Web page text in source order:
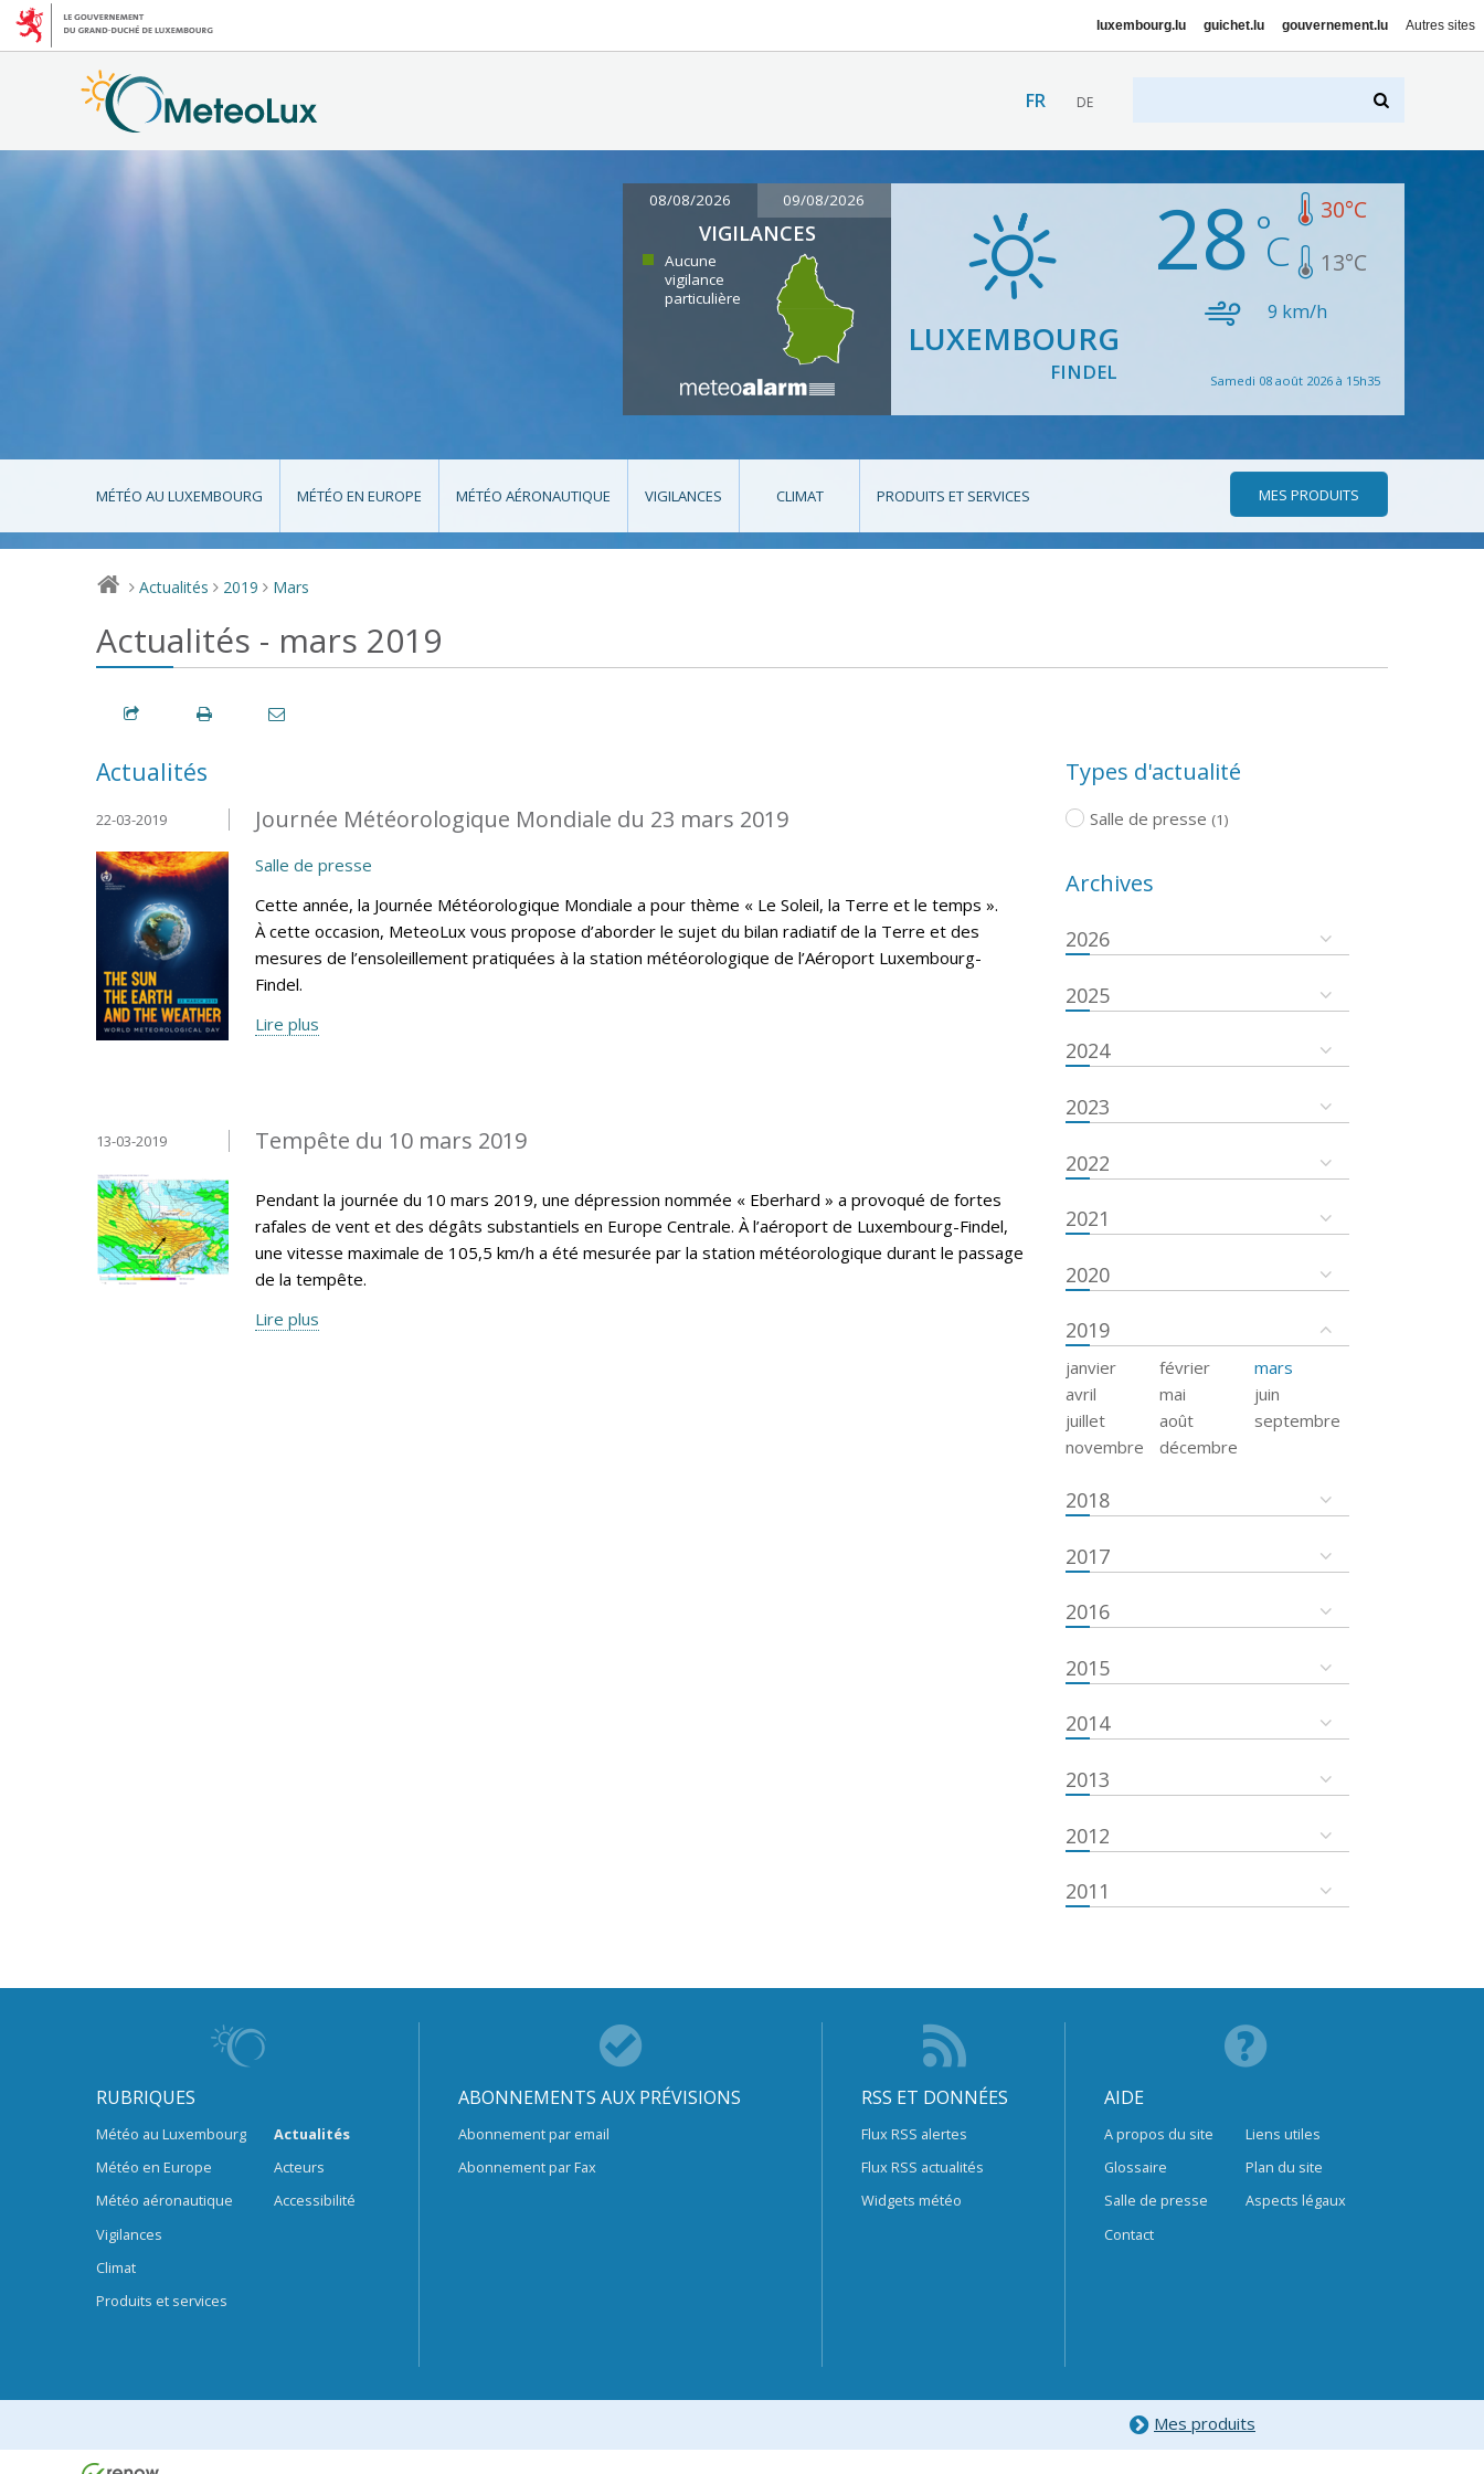
luxembourg.lu guichet.lu gouvernement.lu Autres sites
FR DE
08/08/2026 09/08/2026
VIGILANCES
Aucune
vigilance
particulière
LUXEMBOURG
FINDEL
28 30°C
13°C
9 km/h
Samedi 08 août 2026 à 15h35
MÉTÉO AU LUXEMBOURG MÉTÉO EN EUROPE MÉTÉO AÉRONAUTIQUE VIGILANCES CLIMAT PRODUITS ET SERVICES MES PRODUITS
> Actualités > 2019 > Mars
Actualités - mars 2019
Actualités
Journée Météorologique Mondiale du 23 mars 2019
22-03-2019
Salle de presse
Cette année, la Journée Météorologique Mondiale a pour thème « Le Soleil, la Terre et le temps ».
À cette occasion, MeteoLux vous propose d’aborder le sujet du bilan radiatif de la Terre et des
mesures de l’ensoleillement pratiquées à la station météorologique de l’Aéroport Luxembourg-
Findel.
Lire plus
Tempête du 10 mars 2019
13-03-2019
Pendant la journée du 10 mars 2019, une dépression nommée « Eberhard » a provoqué de fortes
rafales de vent et des dégâts substantiels en Europe Centrale. À l’aéroport de Luxembourg-Findel,
une vitesse maximale de 105,5 km/h a été mesurée par la station météorologique durant le passage
de la tempête.
Lire plus
Types d'actualité
Salle de presse (1)
Archives
2026
2025
2024
2023
2022
2021
2020
2019
janvier février
mars
avril
mai
juin
juillet
août
septembre
novembre
décembre
2018
2017
2016
2015
2014
2013
2012
2011
RUBRIQUES
Météo au Luxembourg
Météo en Europe
Météo aéronautique
Vigilances
Climat
Produits et services
Actualités
Acteurs
Accessibilité
ABONNEMENTS AUX PRÉVISIONS
Abonnement par email
Abonnement par Fax
RSS ET DONNÉES
Flux RSS alertes
Flux RSS actualités
Widgets météo
AIDE
A propos du site
Glossaire
Salle de presse
Contact
Liens utiles
Plan du site
Aspects légaux
Mes produits